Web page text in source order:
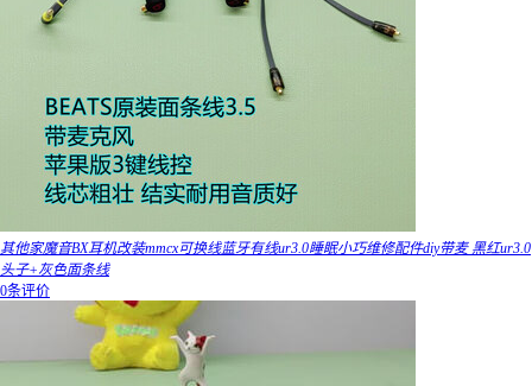
其他家魔音BX耳机改装mmcx可换线蓝牙有线ur3.0睡眠小巧维修配件diy带麦 黑红ur3.0
头子+灰色面条线
0条评价